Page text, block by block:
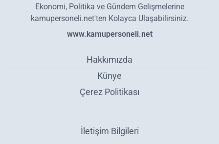
Ekonomi, Politika ve Gündem Gelişmelerine
kamupersoneli.net'ten Kolayca Ulaşabilirsiniz.
www.kamupersoneli.net
Hakkımızda
Künye
Çerez Politikası
İletişim Bilgileri